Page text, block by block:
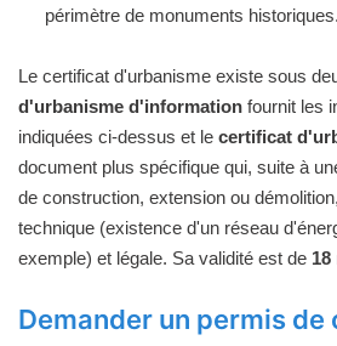
périmètre de monuments historiques.
Le certificat d'urbanisme existe sous
d'urbanisme d'information fournit les
indiquées ci-dessus et le certificat
document plus spécifique qui, suite à
de construction, extension ou
technique (existence d'un réseau
exemple) et légale. Sa validité est de 18
Demander un permis de